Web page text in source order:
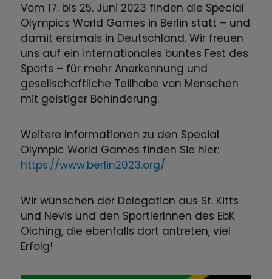
Vom 17. bis 25. Juni 2023 finden die Special
Olympics World Games in Berlin statt – und
damit erstmals in Deutschland. Wir freuen
uns auf ein internationales buntes Fest des
Sports – für mehr Anerkennung und
gesellschaftliche Teilhabe von Menschen
mit geistiger Behinderung.
Weitere Informationen zu den Special
Olympic World Games finden Sie hier:
https://www.berlin2023.org/
Wir wünschen der Delegation aus St. Kitts
und Nevis und den SportlerInnen des EbK
Olching, die ebenfalls dort antreten, viel
Erfolg!